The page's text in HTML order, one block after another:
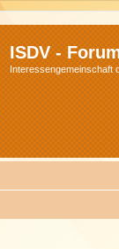
ISDV -
Interessengemeinschaft